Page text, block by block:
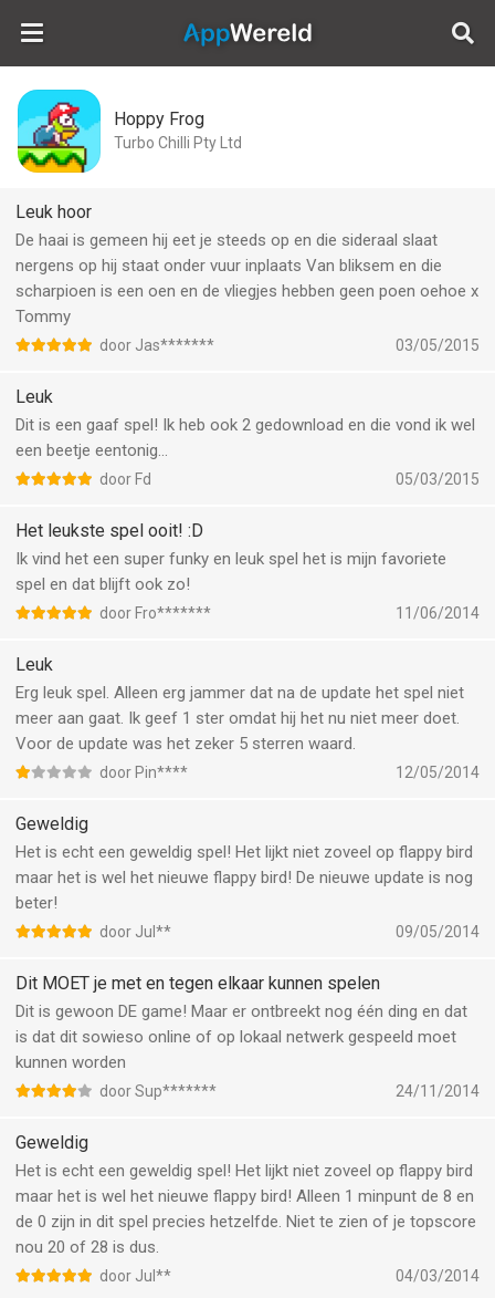
AppWereld
Hoppy Frog
Turbo Chilli Pty Ltd
Leuk hoor
De haai is gemeen hij eet je steeds op en die sideraal slaat
nergens op hij staat onder vuur inplaats Van bliksem en die
scharpioen is een oen en de vliegjes hebben geen poen oehoe x
Tommy
door Jas******* 03/05/2015
Leuk
Dit is een gaaf spel! Ik heb ook 2 gedownload en die vond ik wel
een beetje eentonig...
door Fd 05/03/2015
Het leukste spel ooit! :D
Ik vind het een super funky en leuk spel het is mijn favoriete
spel en dat blijft ook zo!
door Fro******* 11/06/2014
Leuk
Erg leuk spel. Alleen erg jammer dat na de update het spel niet
meer aan gaat. Ik geef 1 ster omdat hij het nu niet meer doet.
Voor de update was het zeker 5 sterren waard.
door Pin**** 12/05/2014
Geweldig
Het is echt een geweldig spel! Het lijkt niet zoveel op flappy bird
maar het is wel het nieuwe flappy bird! De nieuwe update is nog
beter!
door Jul** 09/05/2014
Dit MOET je met en tegen elkaar kunnen spelen
Dit is gewoon DE game! Maar er ontbreekt nog één ding en dat
is dat dit sowieso online of op lokaal netwerk gespeeld moet
kunnen worden
door Sup******* 24/11/2014
Geweldig
Het is echt een geweldig spel! Het lijkt niet zoveel op flappy bird
maar het is wel het nieuwe flappy bird! Alleen 1 minpunt de 8 en
de 0 zijn in dit spel precies hetzelfde. Niet te zien of je topscore
nou 20 of 28 is dus.
door Jul** 04/03/2014